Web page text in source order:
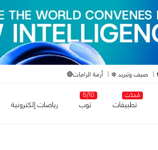
صيف وتبريد ❄️ أزمة الرامات🔴
مُحدّث
تطبيقات
5/10
توب رياضات إلكترونية